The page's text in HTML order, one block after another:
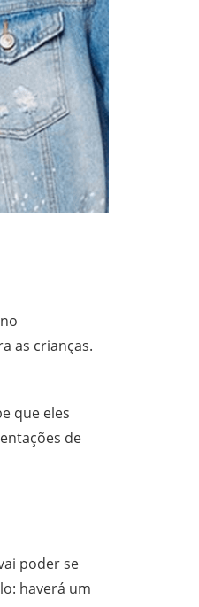
as crianças.
que eles
de
poder se
haverá um